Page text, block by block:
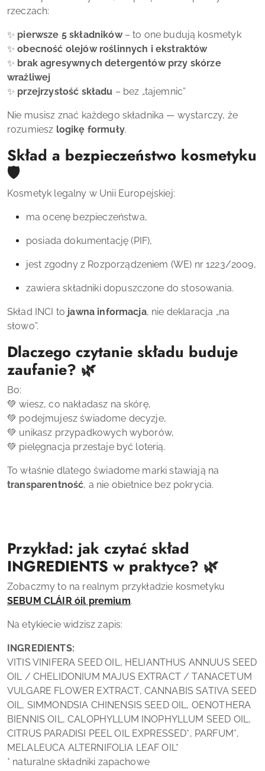
rzeczach:
✨ pierwsze 5 składników– to one budują kosmetyk
✨obecność olejów roślinnych i ekstraktów
✨ brak agresywnych detergentów przy skórze
wrażliwej
✨ przejrzystość składu – bez „tajemnic”
Nie musisz znać każdego składnika — wystarczy, że
rozumiesz logikę formuły.
Skład a bezpieczeństwo kosmetyku
🛡
Kosmetyk legalny w Unii Europejskiej:
ma ocenę bezpieczeństwa,
posiada dokumentację (PIF),
jest zgodny z Rozporządzeniem (WE) nr 1223/2009,
zawiera składniki dopuszczone do stosowania.
Skład INCI to jawna informacja, nie deklaracja „na
słowo”.
Dlaczego czytanie składu buduje
zaufanie? 🌿
Bo:
💚 wiesz, co nakładasz na skórę,
💚 podejmujesz świadome decyzje,
💚 unikasz przypadkowych wyborów,
💚 pielęgnacja przestaje być loterią.
To właśnie dlatego świadome marki stawiają na
transparentność, a nie obietnice bez pokrycia.
Przykład: jak czytać skład
INGREDIENTS w praktyce? 🌿
Zobaczmy to na realnym przykładzie kosmetyku
SEBUM CLÁIR óil premium.
Na etykiecie widzisz zapis:
INGREDIENTS:
VITIS VINIFERA SEED OIL, HELIANTHUS ANNUUS SEED
OIL / CHELIDONIUM MAJUS EXTRACT / TANACETUM
VULGARE FLOWER EXTRACT, CANNABIS SATIVA SEED
OIL, SIMMONDSIA CHINENSIS SEED OIL, OENOTHERA
BIENNIS OIL, CALOPHYLLUM INOPHYLLUM SEED OIL,
CITRUS PARADISI PEEL OIL EXPRESSED*, PARFUM*,
MELALEUCA ALTERNIFOLIA LEAF OIL*
* naturalne składniki zapachowe